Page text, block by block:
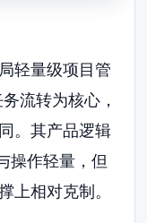
轻量级项目管
流转为核心，
。其产品逻辑
操作轻量，但
上相对克制。